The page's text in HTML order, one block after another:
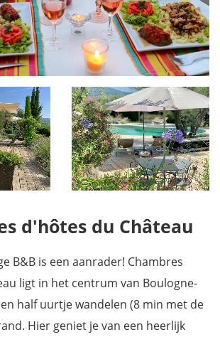
d'hôtes du Château
B&B is een aanrader! Chambres
ligt in het centrum van Boulogne-
half uurtje wandelen (8 min met de
Hier geniet je van een heerlijk